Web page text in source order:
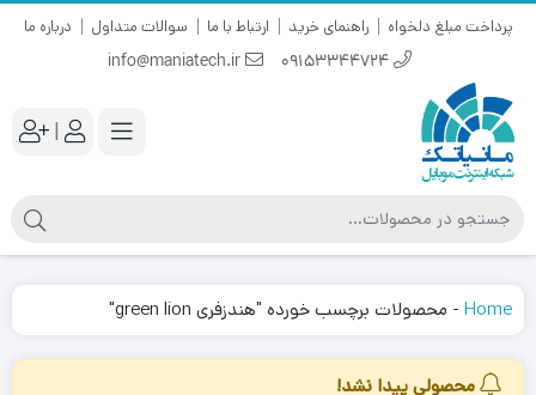
پرداخت مبلغ دلخواه راهنمای خرید ارتباط با ما سوالات متداول درباره ما
09153344724
info@maniatech.ir
|
Home
- محصولات برچسب خورده "هندزفری green lion"
محصولی پیدا نشد!